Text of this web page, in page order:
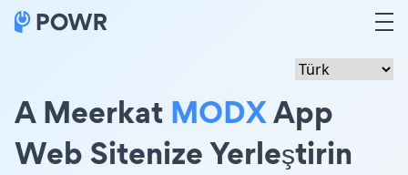
A Meerkat MODXApp
Web Sitenize Yerleştirin